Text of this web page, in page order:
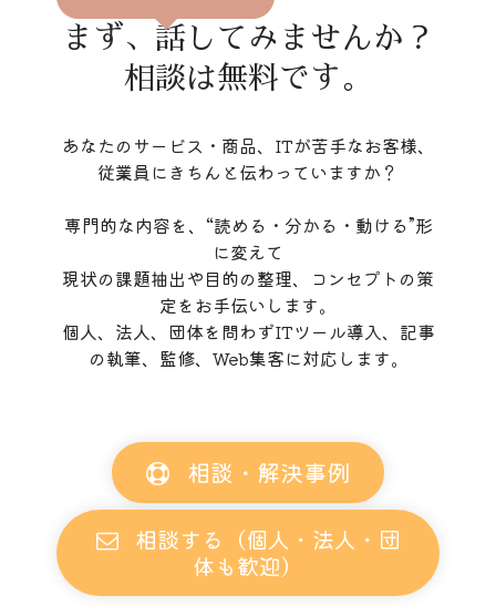
まず、話してみませんか？
相談は無料です。
あなたのサービス・商品、ITが苦手なお客様、
従業員にきちんと伝わっていますか？
専門的な内容を、“読める・分かる・動ける”形
に変えて
現状の課題抽出や目的の整理、コンセプトの策
定をお手伝いします。
個人、法人、団体を問わずITツール導入、記事
の執筆、監修、Web集客に対応します。
相談・解決事例
相談する（個人・法人・団
体も歓迎）